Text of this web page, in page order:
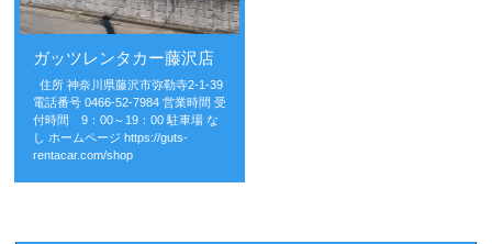
ガッツレンタカー藤沢店
住所 神奈川県藤沢市弥勒寺2-1-39
電話番号 0466-52-7984 営業時間 受
付時間 9：00～19：00 駐車場 な
し ホームページ https://guts-
rentacar.com/shop